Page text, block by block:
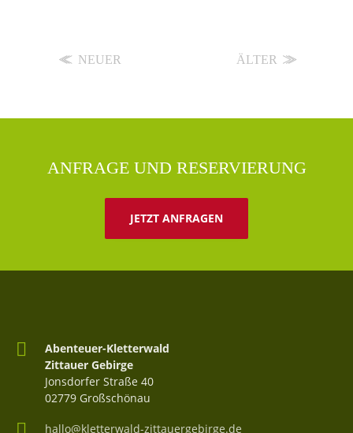
NEUER ÄLTER
ANFRAGE UND RESERVIERUNG
JETZT ANFRAGEN
Abenteuer-Kletterwald
Zittauer Gebirge
Jonsdorfer Straße 40
02779 Großschönau
hallo@kletterwald-zittauergebirge.de